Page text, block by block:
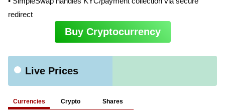
redirect
Buy Cryptocurrency
Live Prices